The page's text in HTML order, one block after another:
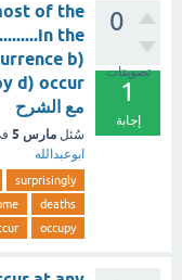
0
تصويتات
1
إجابة
of the
the
b)
مع الشرح
سُئل مارس 5
ابوعبدالله
surprisingly
deaths
occupy